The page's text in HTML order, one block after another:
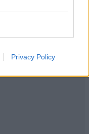
Privacy Policy